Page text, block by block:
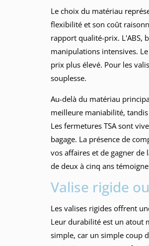
Le choix du matériau
flexibilité et son coût
rapport qualité-prix. L'ABS,
manipulations intensives.
prix plus élevé. Pour les
souplesse.
Au-delà du matériau
meilleure maniabilité,
Les fermetures TSA sont
bagage. La présence de
vos affaires et de gagner
de deux à cinq ans
Valise rigide
Les valises rigides offrent
Leur durabilité est un atout
simple, car un simple coup